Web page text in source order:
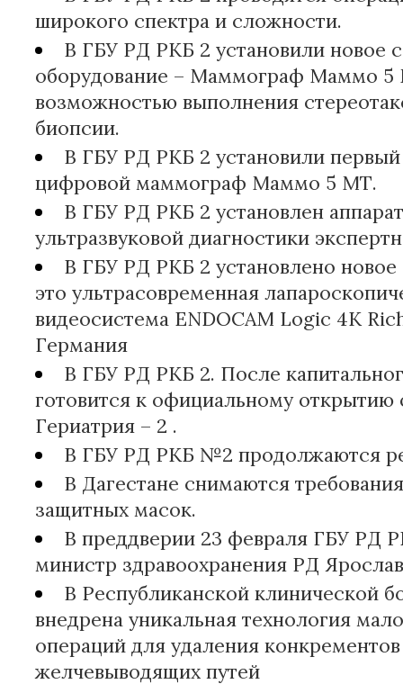
широкого спектра и сложности.
В ГБУ РД РКБ 2 установили новое
оборудование – Маммограф Маммо
возможностью выполнения
биопсии.
В ГБУ РД РКБ 2 установили
цифровой маммограф Маммо 5 МТ.
В ГБУ РД РКБ 2 установлен
ультразвуковой диагностики
В ГБУ РД РКБ 2 установлено новое
это ультрасовременная
видеосистема ENDOCAM Logic 4K
Германия
В ГБУ РД РКБ 2. После
готовится к официальному открытию
Гериатрия – 2 .
В ГБУ РД РКБ №2 продолжаются
В Дагестане снимаются
защитных масок.
В преддверии 23 февраля ГБУ РД
министр здравоохранения РД
В Республиканской клинической
внедрена уникальная технология
операций для удаления
желчевыводящих путей